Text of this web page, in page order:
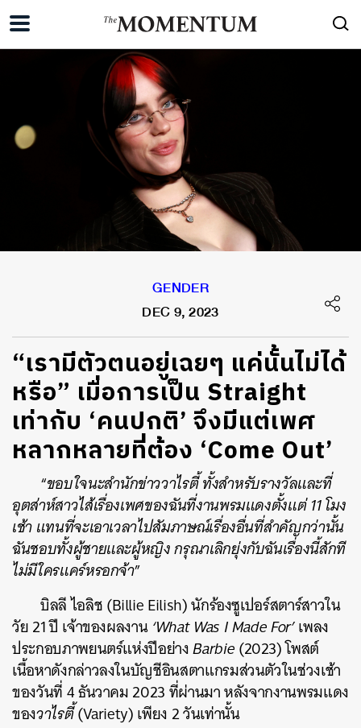
GENDER
DEC 9, 2023
“เรามีตัวตนอยู่เฉยๆ แค่นั้นไม่ได้
หรือ” เมื่อการเป็น Straight
เท่ากับ ‘คนปกติ’ จึงมีแต่เพศ
หลากหลายที่ต้อง ‘Come Out’
“ขอบใจนะสำนักข่าววาไรตี้ ทั้งสำหรับรางวัลและที่
อุตส่าห์สาวไส้เรื่องเพศของฉันที่งานพรมแดงตั้งแต่ 11 โมง
เช้า แทนที่จะเอาเวลาไปสัมภาษณ์เรื่องอื่นที่สำคัญกว่านั้น
ฉันชอบทั้งผู้ชายและผู้หญิง กรุณาเลิกยุ่งกับฉันเรื่องนี้สักที
ไม่มีใครแคร์หรอกจ้า”
บิลลี ไอลิช (Billie Eilish) นักร้องซูเปอร์สตาร์สาวใน
วัย 21 ปี เจ้าของผลงาน‘What Was I Made For’เพลง
ประกอบภาพยนตร์แห่งปีอย่างBarbie(2023) โพสต์
เนื้อหาดังกล่าวลงในบัญชีอินสตาแกรมส่วนตัวในช่วงเช้า
ของวันที่ 4 ธันวาคม 2023 ที่ผ่านมา หลังจากงานพรมแดง
ของวาไรตี้(Variety) เพียง 2 วันเท่านั้น